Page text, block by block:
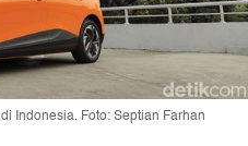
Indonesia. Foto: Septian Farhan